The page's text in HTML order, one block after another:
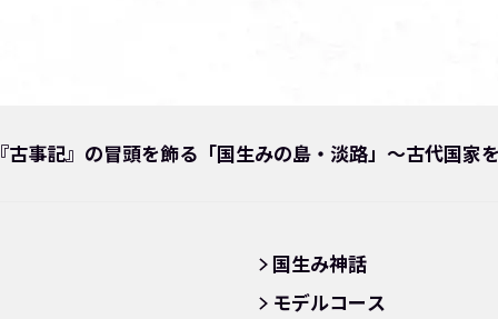
『古事記』の冒頭を飾る「国生みの島・淡路」～古代国家
国生み神話
モデルコース